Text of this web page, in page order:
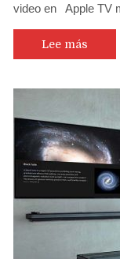
video en Apple TV
Lee más